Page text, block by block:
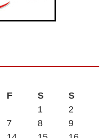
F S
S
1
2
7 8
9